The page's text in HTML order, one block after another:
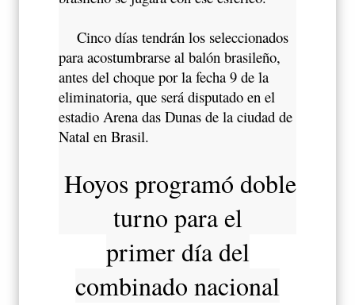
Cinco días tendrán los seleccionados
para acostumbrarse al balón brasileño,
antes del choque por la fecha 9 de la
eliminatoria, que será disputado en el
estadio Arena das Dunas de la ciudad de
Natal en Brasil.
Hoyos programó doble
turno para el
primer día del
combinado nacional